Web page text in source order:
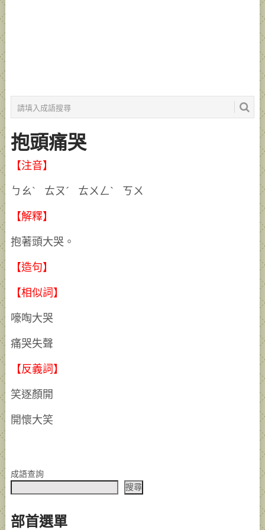
抱頭痛哭
【注音】
ㄅㄠˋ ㄊㄡˊ ㄊㄨㄥˋ ㄎㄨ
【解釋】
抱著頭大哭。
【造句】
【相似詞】
嚎啕大哭
痛哭失聲
【反義詞】
笑逐顏開
開懷大笑
成語查詢
搜尋
部首選單